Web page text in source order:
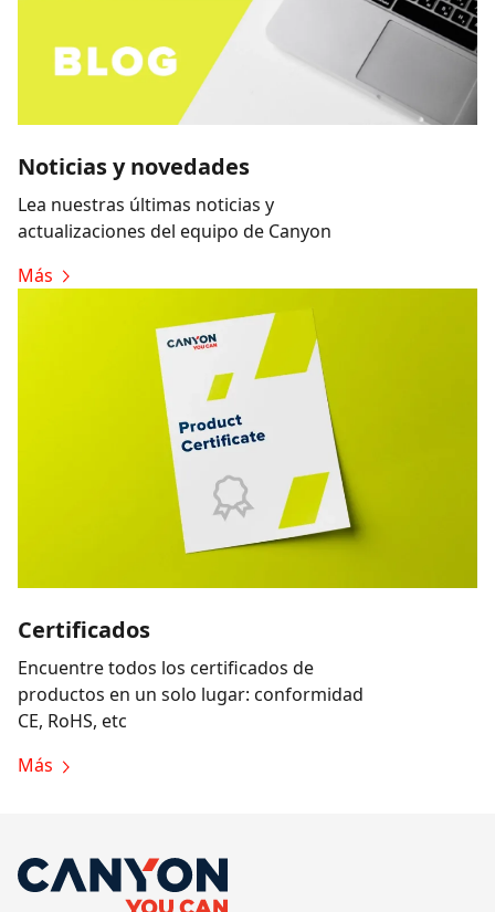
Noticias y novedades
Lea nuestras últimas noticias y
actualizaciones del equipo de Canyon
Más
Certificados
Encuentre todos los certificados de
productos en un solo lugar: conformidad
CE, RoHS, etc
Más